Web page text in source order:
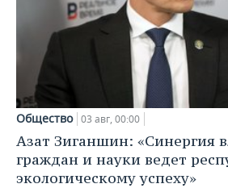
Общество 03 авг, 00:00
Азат Зиганшин: «Синергия
граждан и науки ведет
экологическому успеху»